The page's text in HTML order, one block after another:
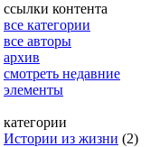
ссылки контента
все категории
все авторы
архив
смотреть недавние
элементы
категории
Истории из жизни (2)